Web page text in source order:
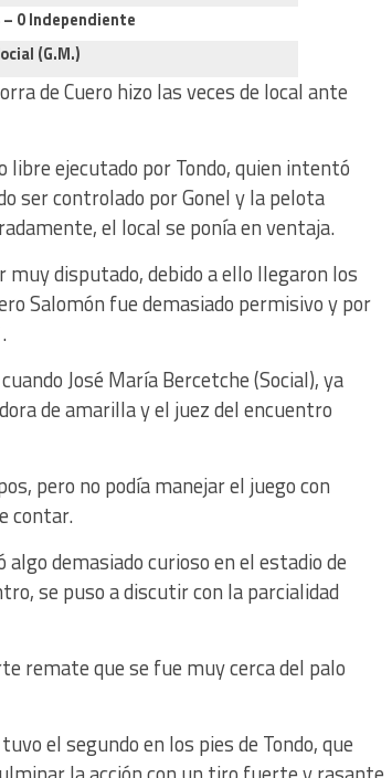
0 Independiente
(G.M.)
de Cuero hizo las veces de local ante
libre ejecutado por Tondo, quien intentó
ser controlado por Gonel y la pelota
el local se ponía en ventaja.
muy disputado, debido a ello llegaron los
Salomón fue demasiado permisivo y por
José María Bercetche (Social), ya
de amarilla y el juez del encuentro
pero no podía manejar el juego con
contar.
demasiado curioso en el estadio de
se puso a discutir con la parcialidad
remate que se fue muy cerca del palo
el segundo en los pies de Tondo, que